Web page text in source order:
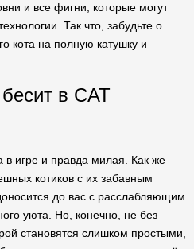
и все фигни, которые могут
Так что, забудьте о
кота на полную катушку и
в CAT
в игре и правда милая. Как же
котиков с их забавным
до вас с расслабляющим
уюта. Но, конечно, не без
становятся слишком простыми,